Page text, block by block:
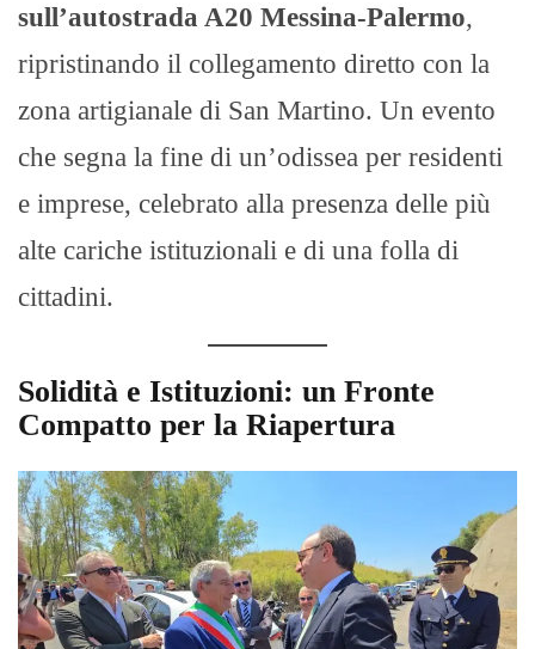
sull’autostrada A20 Messina-Palermo,
ripristinando il collegamento diretto con la
zona artigianale di San Martino. Un evento
che segna la fine di un’odissea per residenti
e imprese, celebrato alla presenza delle più
alte cariche istituzionali e di una folla di
cittadini.
Solidità e Istituzioni: un Fronte
Compatto per la Riapertura